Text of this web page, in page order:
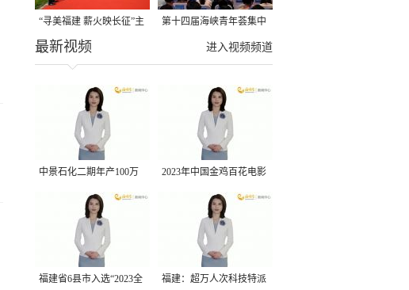
“寻美福建 薪火映长征”主
题活动在龙岩长汀启动
第十四届海峡青年荟集中
阶段活动在福州举行
进入视频频道
最新视频
中景石化二期年产100万
吨丙烷脱氢项目建成中交
2023年中国金鸡百花电影
节有福电影巡展31日启动
福建省6县市入选“2023全 福建：超万人次科技特派